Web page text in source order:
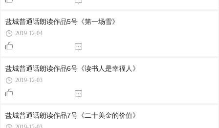
盐城普通话朗读作品5号《第一场雪》
2019-12-04
盐城普通话朗读作品6号《读书人是幸福人》
2019-12-03
盐城普通话朗读作品7号《二十美金的价值》